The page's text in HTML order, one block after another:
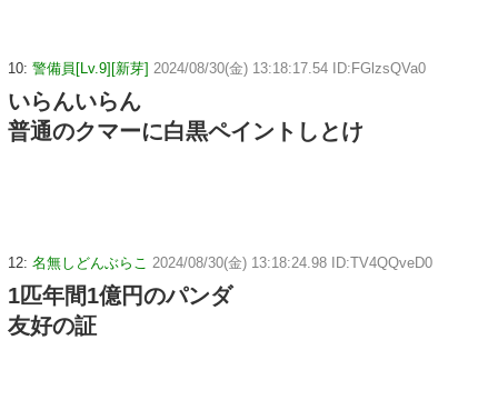
10: 警備員[Lv.9][新芽] 2024/08/30(金) 13:18:17.54 ID:FGlzsQVa0
いらんいらん
普通のクマーに白黒ペイントしとけ
12: 名無しどんぶらこ 2024/08/30(金) 13:18:24.98 ID:TV4QQveD0
1匹年間1億円のパンダ
友好の証